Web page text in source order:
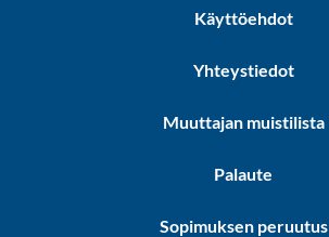
Käyttöehdot
Yhteystiedot
Muuttajan muistilista
Palaute
Sopimuksen peruutus